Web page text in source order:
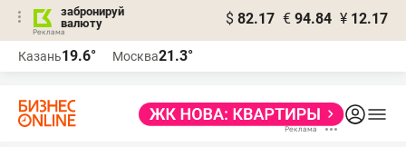
забронируй
валюту
$ 82.17 € 94.84 ¥ 12.17
Казань19.6° Москва21.3°